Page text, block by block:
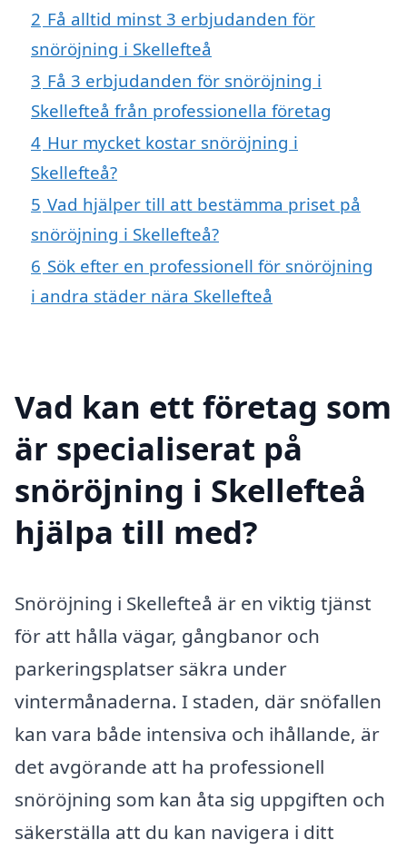
2 Få alltid minst 3 erbjudanden för
snöröjning i Skellefteå
3 Få 3 erbjudanden för snöröjning i
Skellefteå från professionella företag
4 Hur mycket kostar snöröjning i
Skellefteå?
5 Vad hjälper till att bestämma priset på
snöröjning i Skellefteå?
6 Sök efter en professionell för snöröjning
i andra städer nära Skellefteå
Vad kan ett företag som
är specialiserat på
snöröjning i Skellefteå
hjälpa till med?
Snöröjning i Skellefteå är en viktig tjänst
för att hålla vägar, gångbanor och
parkeringsplatser säkra under
vintermånaderna. I staden, där snöfallen
kan vara både intensiva och ihållande, är
det avgörande att ha professionell
snöröjning som kan åta sig uppgiften och
säkerställa att du kan navigera i ditt